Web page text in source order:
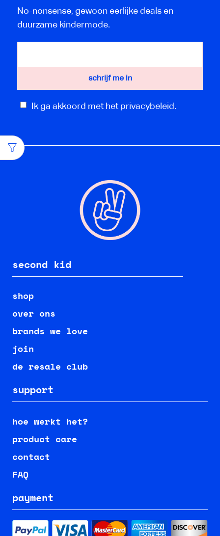
No-nonsense, gewoon eerlijke deals en
duurzame kindermode.
Ik ga akkoord met het privacybeleid.
second kid
shop
over ons
brands we love
join
de resale club
support
hoe werkt het?
product care
contact
FAQ
payment